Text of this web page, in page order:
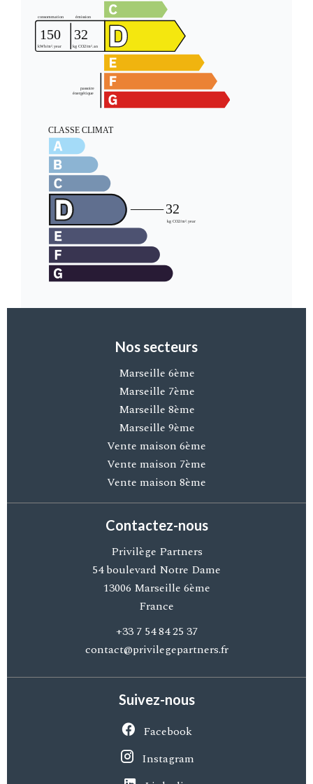
Nos secteurs
Marseille 6ème
Marseille 7ème
Marseille 8ème
Marseille 9ème
Vente maison 6ème
Vente maison 7ème
Vente maison 8ème
Contactez-nous
Privilège Partners
54 boulevard Notre Dame
13006 Marseille 6ème
France
+33 7 54 84 25 37
contact@privilegepartners.fr
Suivez-nous
Facebook
Instagram